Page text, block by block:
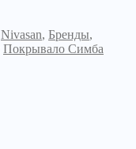
Nivasan, Бренды,
Покрывало Симба